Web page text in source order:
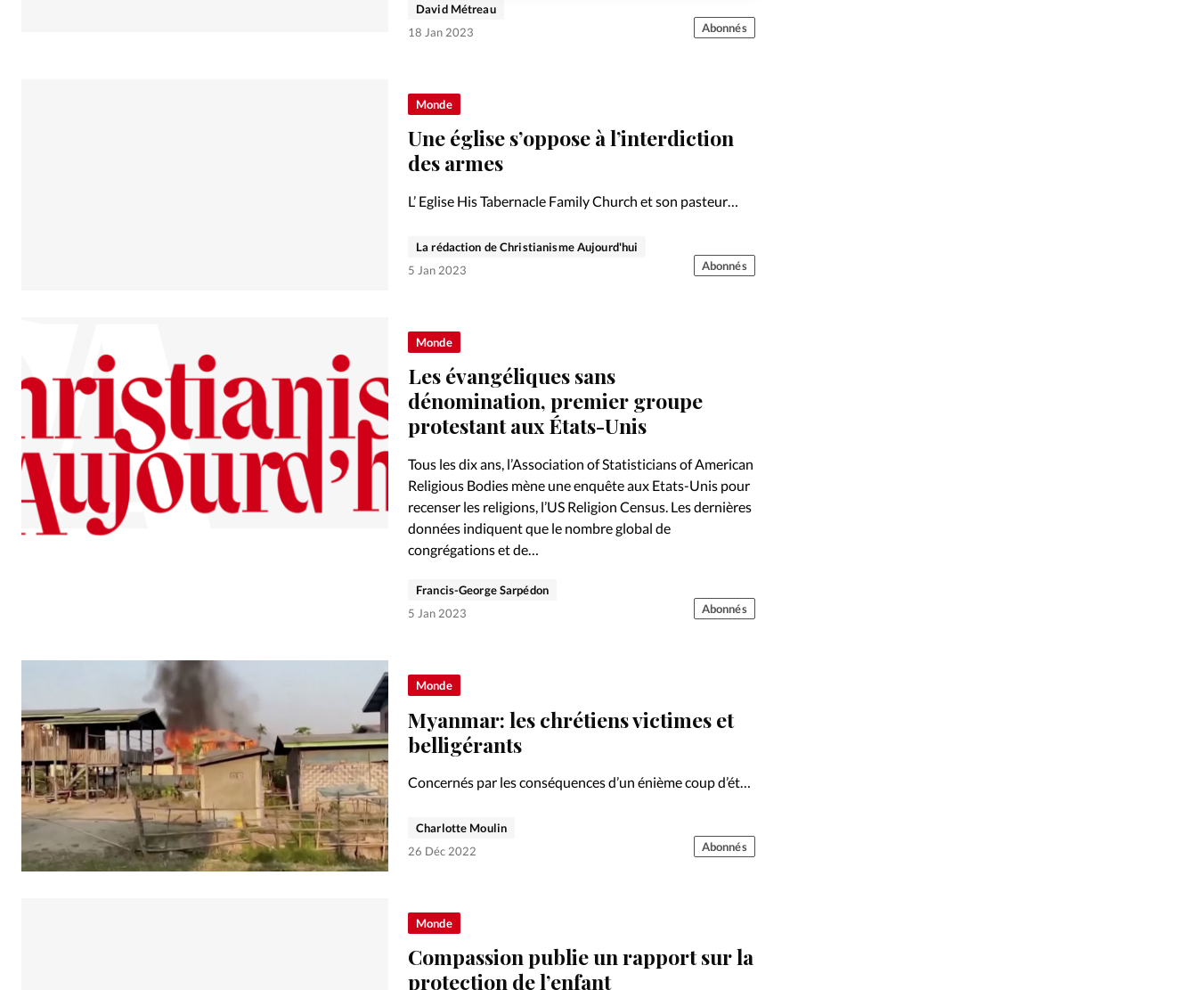
la Corée du Nord reprend son sinistre premier rang en
2023.
David Métreau
18 Jan 2023
Abonnés
Monde
Une église s’oppose à l’interdiction
des armes
L’ Eglise His Tabernacle Family Church et son pasteur
promulguée par l’Etat de New York. Elle interdit le port
d’armes à feu dans les «lieux sensibles»,…
La rédaction de Christianisme Aujourd'hui
5 Jan 2023
Abonnés
Monde
Les évangéliques sans
dénomination, premier groupe
protestant aux États-Unis
Tous les dix ans, l’Association of Statisticians of American
Religious Bodies mène une enquête aux Etats-Unis pour
recenser les religions, l’US Religion Census. Les dernières
données indiquent que le nombre global de
congrégations et de…
Francis-George Sarpédon
5 Jan 2023
Abonnés
Monde
Myanmar: les chrétiens victimes et
belligérants
Concernés par les conséquences d’un énième coup d’état
parfois, malgré eux impliqués dans le conflit.
Charlotte Moulin
26 Déc 2022
Abonnés
Monde
Compassion publie un rapport sur la
protection de l’enfant